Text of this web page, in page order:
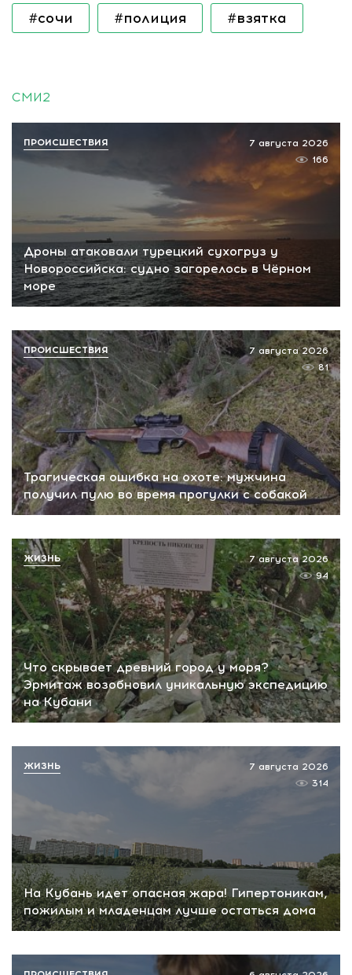
#сочи #полиция #взятка
СМИ2
Дроны атаковали турецкий сухогруз у
Новороссийска: судно загорелось в Чёрном
море
7 августа 2026
166
ПРОИСШЕСТВИЯ
Трагическая ошибка на охоте: мужчина
получил пулю во время прогулки с собакой
7 августа 2026
81
ПРОИСШЕСТВИЯ
Что скрывает древний город у моря?
Эрмитаж возобновил уникальную экспедицию
на Кубани
7 августа 2026
94
ЖИЗНЬ
На Кубань идет опасная жара! Гипертоникам,
пожилым и младенцам лучше остаться дома
7 августа 2026
314
ЖИЗНЬ